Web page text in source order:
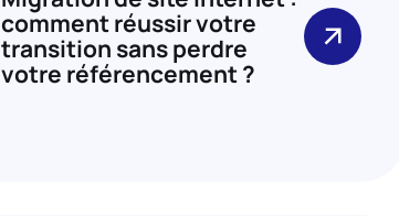
comment réussir votre
transition sans perdre
votre référencement ?